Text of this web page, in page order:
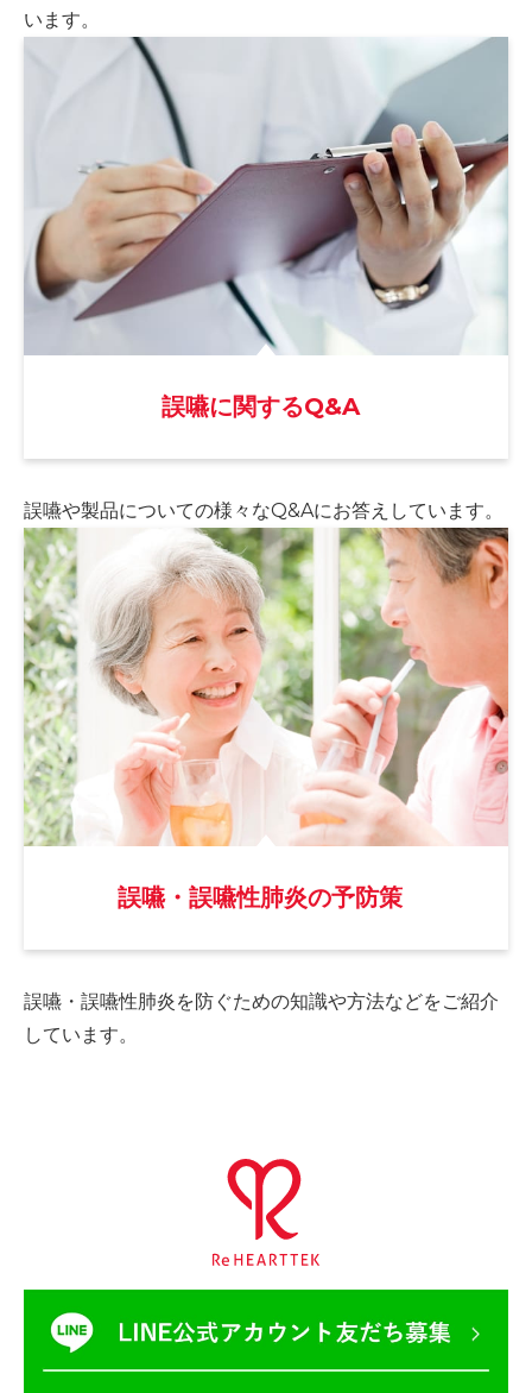
います。
誤嚥に関するQ&A
誤嚥や製品についての様々なQ&Aにお答えしています。
誤嚥・誤嚥性肺炎の予防策
誤嚥・誤嚥性肺炎を防ぐための知識や方法などをご紹介
しています。